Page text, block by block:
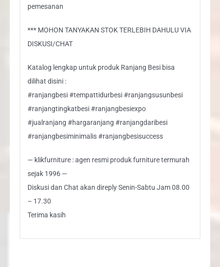
pemesanan
*** MOHON TANYAKAN STOK TERLEBIH DAHULU VIA
DISKUSI/CHAT
Katalog lengkap untuk produk Ranjang Besi bisa
dilihat disini :
#ranjangbesi #tempattidurbesi #ranjangsusunbesi
#ranjangtingkatbesi #ranjangbesiexpo
#jualranjang #hargaranjang #ranjangdaribesi
#ranjangbesiminimalis #ranjangbesisuccess
— klikfurniture : agen resmi produk furniture termurah
sejak 1996 —
Diskusi dan Chat akan direply Senin-Sabtu Jam 08.00
– 17.30
Terima kasih